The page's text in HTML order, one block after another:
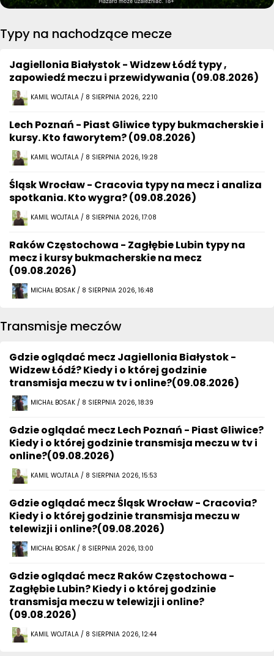
Typy na nachodzące mecze
Jagiellonia Białystok - Widzew Łódź typy ,
zapowiedź meczu i przewidywania (09.08.2026)
KAMIL WOJTALA / 8 SIERPNIA 2026, 22:10
Lech Poznań - Piast Gliwice typy bukmacherskie i
kursy. Kto faworytem? (09.08.2026)
KAMIL WOJTALA / 8 SIERPNIA 2026, 19:28
Śląsk Wrocław - Cracovia typy na mecz i analiza
spotkania. Kto wygra? (09.08.2026)
KAMIL WOJTALA / 8 SIERPNIA 2026, 17:08
Raków Częstochowa - Zagłębie Lubin typy na
mecz i kursy bukmacherskie na mecz
(09.08.2026)
MICHAŁ BOSAK / 8 SIERPNIA 2026, 16:48
Transmisje meczów
Gdzie oglądać mecz Jagiellonia Białystok -
Widzew Łódź? Kiedy i o której godzinie
transmisja meczu w tv i online?(09.08.2026)
MICHAŁ BOSAK / 8 SIERPNIA 2026, 18:39
Gdzie oglądać mecz Lech Poznań - Piast Gliwice?
Kiedy i o której godzinie transmisja meczu w tv i
online?(09.08.2026)
KAMIL WOJTALA / 8 SIERPNIA 2026, 15:53
Gdzie oglądać mecz Śląsk Wrocław - Cracovia?
Kiedy i o której godzinie transmisja meczu w
telewizji i online?(09.08.2026)
MICHAŁ BOSAK / 8 SIERPNIA 2026, 13:00
Gdzie oglądać mecz Raków Częstochowa -
Zagłębie Lubin? Kiedy i o której godzinie
transmisja meczu w telewizji i online?
(09.08.2026)
KAMIL WOJTALA / 8 SIERPNIA 2026, 12:44